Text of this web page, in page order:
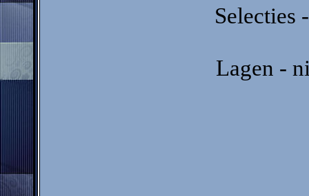
Selecties
Lagen -